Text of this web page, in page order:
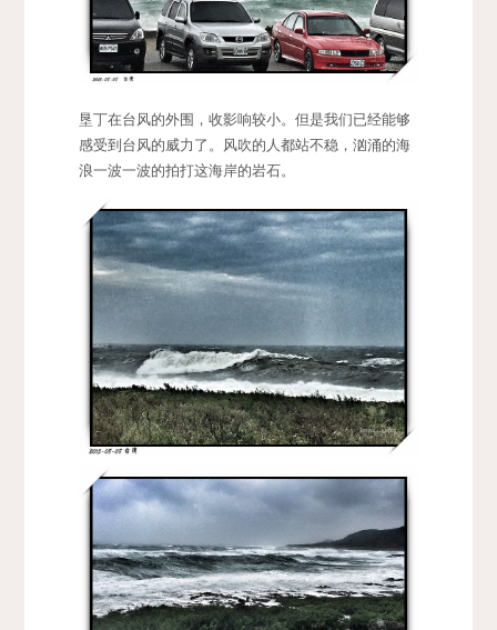
垦丁在台风的外围，收影响较小。但是我们已经能够
感受到台风的威力了。风吹的人都站不稳，汹涌的海
浪一波一波的拍打这海岸的岩石。